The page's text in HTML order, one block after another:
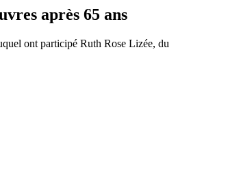
après 65 ans
ont participé Ruth Rose Lizée, du